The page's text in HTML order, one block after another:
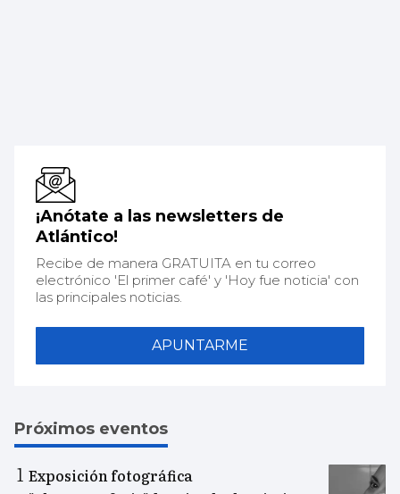
¡Anótate a las newsletters de
Atlántico!
Recibe de manera GRATUITA en tu correo
electrónico 'El primer café' y 'Hoy fue noticia' con
las principales noticias.
APUNTARME
Próximos eventos
Exposición fotográfica